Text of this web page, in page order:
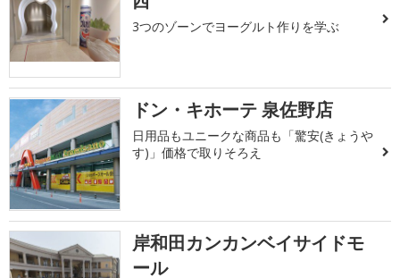
3つのゾーンでヨーグルト作りを学ぶ
ドン・キホーテ 泉佐野店
日用品もユニークな商品も「驚安(きょうや
す)」価格で取りそろえ
岸和田カンカンベイサイドモ
ール